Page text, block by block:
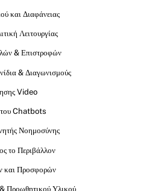
και Διαφάνειας
Λειτουργίας
& Επιστροφών
& Διαγωνισμούς
Video
Chatbots
Νοημοσύνης
το Περιβάλλον
και Προσφορών
Προωθητικού Υλικού